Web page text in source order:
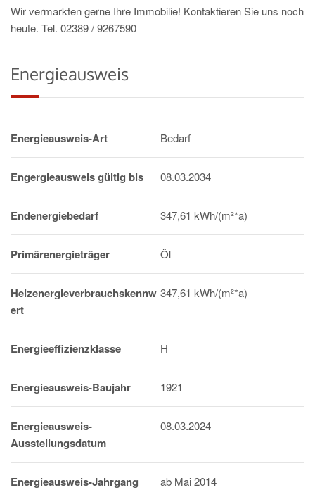
Wir vermarkten gerne Ihre Immobilie! Kontaktieren Sie uns noch
heute. Tel. 02389 / 9267590
Energieausweis
Energieausweis-Art Bedarf
Engergieausweis gültig bis 08.03.2034
Endenergiebedarf 347,61 kWh/(m²*a)
Primärenergieträger Öl
Heizenergieverbrauchskennw
ert
347,61 kWh/(m²*a)
Energieeffizienzklasse H
Energieausweis-Baujahr 1921
Energieausweis-
Ausstellungsdatum
08.03.2024
Energieausweis-Jahrgang ab Mai 2014